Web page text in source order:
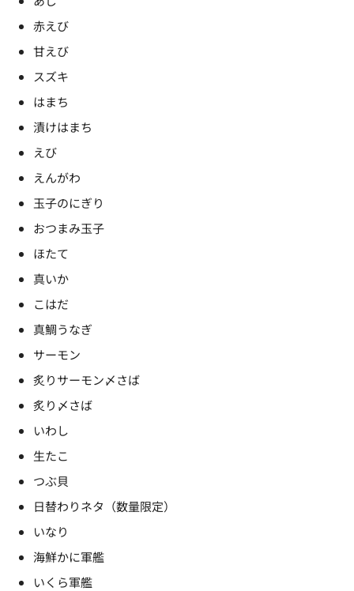
赤えび
甘えび
スズキ
はまち
漬けはまち
えび
えんがわ
玉子のにぎり
おつまみ玉子
ほたて
真いか
こはだ
真鯛うなぎ
サーモン
炙りサーモン〆さば
炙り〆さば
いわし
生たこ
つぶ貝
日替わりネタ（数量限定）
いなり
海鮮かに軍艦
いくら軍艦